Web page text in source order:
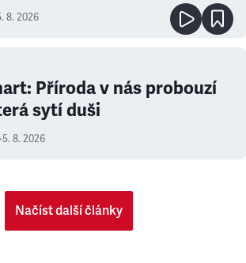
8. 2026
Příroda v nás probouzí
sytí duši
•5. 8. 2026
Načíst další články